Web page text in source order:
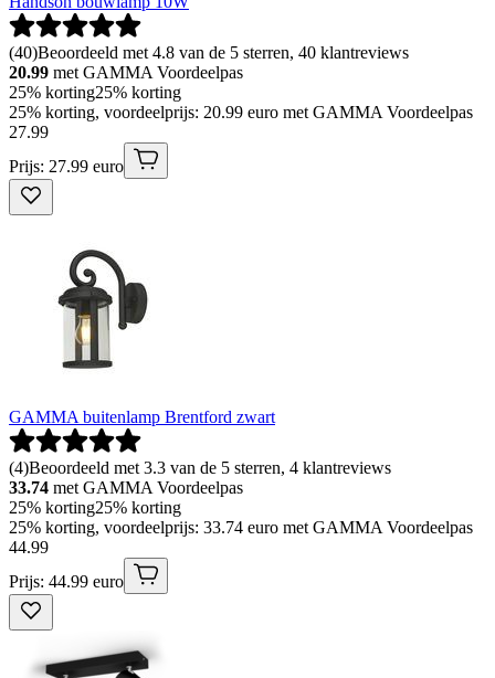
(40)Beoordeeld met 4.8 van de 5 sterren, 40 klantreviews
20.99 met GAMMA Voordeelpas
25% korting25% korting
25% korting, voordeelprijs: 20.99 euro met GAMMA Voordeelpas
27.99
Prijs: 27.99 euro
GAMMA buitenlamp Brentford zwart
(4)Beoordeeld met 3.3 van de 5 sterren, 4 klantreviews
33.74 met GAMMA Voordeelpas
25% korting25% korting
25% korting, voordeelprijs: 33.74 euro met GAMMA Voordeelpas
44.99
Prijs: 44.99 euro